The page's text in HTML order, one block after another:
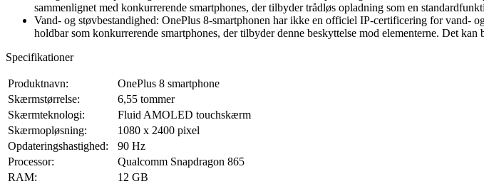
sammenlignet med konkurrerende smartphones, der tilbyder trådløs opladning som en
Vand- og støvbestandighed: OnePlus 8-smartphonen har ikke en officiel IP-certificering for vand-
holdbar som konkurrerende smartphones, der tilbyder denne beskyttelse mod elementerne. Det
Specifikationer
Produktnavn:
OnePlus 8 smartphone
Skærmstørrelse:
6,55 tommer
Skærmteknologi:
Fluid AMOLED touchskærm
Skærmopløsning:
1080 x 2400 pixel
Opdateringshastighed:
90 Hz
Processor:
Qualcomm Snapdragon 865
RAM:
12 GB